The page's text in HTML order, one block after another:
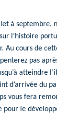
à septembre,
l’histoire
Au cours de
pas
atteindre
d’arrivée du
vous fera
pour le